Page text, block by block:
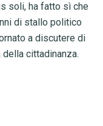
soli, ha fatto sì che
di stallo politico
a discutere di
della cittadinanza.